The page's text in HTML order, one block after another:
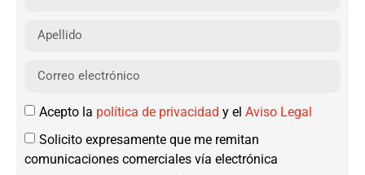
Acepto la política de privacidad y el Aviso Legal
Solicito expresamente que me remitan
comunicaciones comerciales vía electrónica